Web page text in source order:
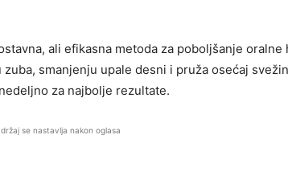
ali efikasna metoda za poboljšanje oralne
smanjenju upale desni i pruža osećaj
za najbolje rezultate.
se nastavlja nakon oglasa